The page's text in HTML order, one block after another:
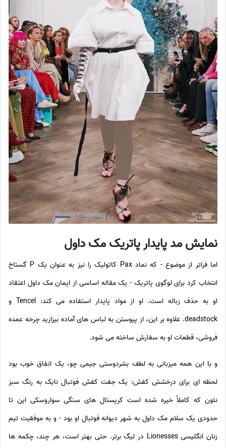
نمایش مد پایدار پاتریک مک داول
اما فراتر از موضوع - که نماد Pax کاتولیک را نیز به عنوان یک P گستاخ
انتخاب کرد برای لوگوی پاتریک - یک مقاله اساسی از ایمان مک داول اعتقاد
او به حذف زباله است. او از مواد پایدار استفاده می کند: Tencel و
deadstock. علاوه بر این، از پیوستن به لباس های آماده بیزارید چرخه عمده
فروشی، قطعات او به سفارش ساخته می شود.
و با این همه میزبانی به لطف بشردوستی جیمی چو، یک اتفاق خوب بود
لحظه ای برای درخشش کفش: یک جفت کفش فوتبال نایک به رنگ سبز
نئون که کاملاً خیره شده است کریستال های سنگی سواروسکی این تا
حدودی یک سلام مک داول به شهر دیوانه فوتبال او بود - و به موفقیت تیم
زنان انگلیسی Lionesses در لیگ برتر. حتی بهتر است، هر چند، چکمه ها